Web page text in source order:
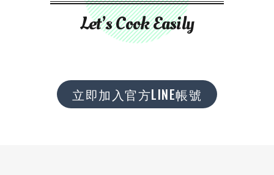
Let’s Cook Easily
立即加入官方LINE帳號